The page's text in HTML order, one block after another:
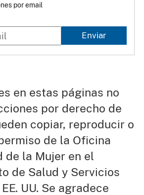
por email
Enviar
en estas páginas no
por derecho de
copiar, reproducir o
de la Oficina
de la Mujer en el
de Salud y Servicios
UU. Se agradece